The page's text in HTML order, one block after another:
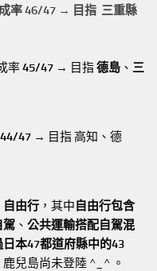
率 46/47 → 目指 三重縣
率45/47 → 目指德島 、 三
44/47 → 目指 高知、德
自由行 ，其中自由行包含
駕 、 公共運輸搭配自駕混
日本47都道府縣中的43
兒島尚未登陸 ^_^ 。